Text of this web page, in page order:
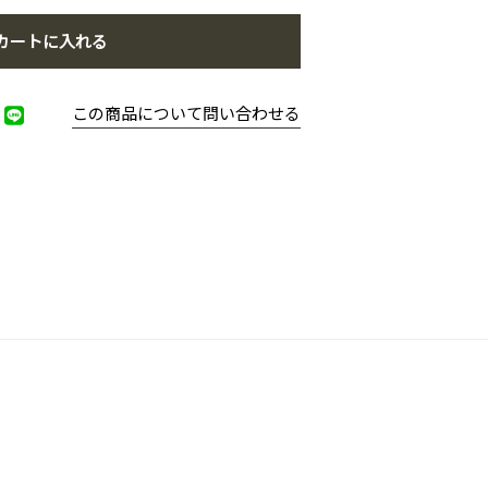
ートに入れる
この商品について問い合わせる